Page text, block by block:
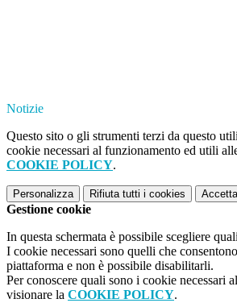
Notizie
Questo sito o gli strumenti terzi da questo
cookie necessari al funzionamento ed utili
COOKIE POLICY.
Personalizza Rifiuta tutti i cookies
Gestione cookie
In questa schermata è possibile scegliere
I cookie necessari sono quelli che
piattaforma e non è possibile disabilitarli.
Per conoscere quali sono i cookie necessari
visionare la COOKIE POLICY.